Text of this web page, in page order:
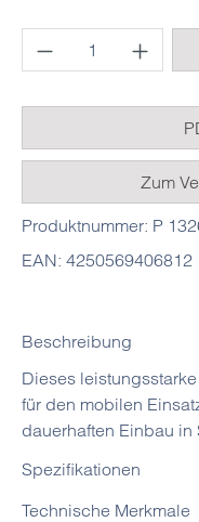
Produkt
Zum
Produktnummer: P
EAN: 4250569406812
Beschreibung
Dieses
für den mobilen
dauerhaften Einbau in
Spezifikationen
Technische Merkmale